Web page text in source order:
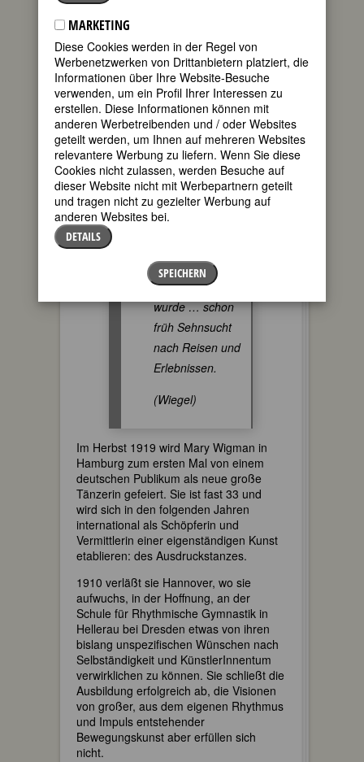
33, hatten dort ein
Nähmaschinen-
und
Fahrradgeschäft…
Der nicht weit
entfernte
Hauptbahnhof mit
ein- und
ausfahrenden
Zügen weckte in
die schon als Kind
Mary genannt
wurde … schon
früh Sehnsucht
nach Reisen und
Erlebnissen.
(Wiegel)
Im Herbst 1919 wird Mary Wigman in
Hamburg zum ersten Mal von einem
deutschen Publikum als neue große
Tänzerin gefeiert. Sie ist fast 33 und
wird sich in den folgenden Jahren
international als Schöpferin und
Vermittlerin einer eigenständigen Kunst
etablieren: des Ausdruckstanzes.
1910 verläßt sie Hannover, wo sie
aufwuchs, in der Hoffnung, an der
Schule für Rhythmische Gymnastik in
Hellerau bei Dresden etwas von ihren
bislang unspezifischen Wünschen nach
Selbständigkeit und KünstlerInnentum
verwirklichen zu können. Sie schließt die
Ausbildung erfolgreich ab, die Visionen
von großer, aus dem eigenen Rhythmus
und Impuls entstehender
Bewegungskunst aber erfüllen sich
nicht.
MARKETING
Diese Cookies werden in der Regel von
Werbenetzwerken von Drittanbietern platziert, die
Informationen über Ihre Website-Besuche
verwenden, um ein Profil Ihrer Interessen zu
erstellen. Diese Informationen können mit
anderen Werbetreibenden und / oder Websites
geteilt werden, um Ihnen auf mehreren Websites
relevantere Werbung zu liefern. Wenn Sie diese
Cookies nicht zulassen, werden Besuche auf
dieser Website nicht mit Werbepartnern geteilt
und tragen nicht zu gezielter Werbung auf
anderen Websites bei.
DETAILS
SPEICHERN